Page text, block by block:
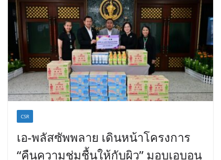
CSR
เอ-พลัสซัพพลาย เดินหน้าโครงการ
“คืนความชุ่มชื้นให้กับผิว” มอบเอบอน